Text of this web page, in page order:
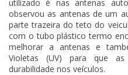
utilizado é nas antenas
observou as antenas de um
parte trazeira do teto do
com otubo plástico termo
melhorar a antenas e
Violetas (UV) para que
durabilidade nos veículos.